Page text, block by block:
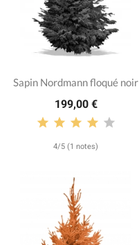
Sapin Nordmann floqué noir
199,00 €
4/5 (1 notes)